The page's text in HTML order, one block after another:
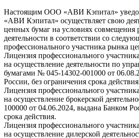
Настоящим ООО «АВИ Кэпитал»
«АВИ Кэпитал» осуществляет свою
ценных бумаг на условиях совмещения
деятельности в соответствии со
профессионального участника рынка
Лицензия профессионального
на осуществление деятельности по
бумагами № 045-14302-001000 от
России, без ограничения срока
Лицензия профессионального
на осуществление брокерской
100000 от 04.06.2024, выдана Банком
срока действия.
Лицензия профессионального
на осуществление дилерской